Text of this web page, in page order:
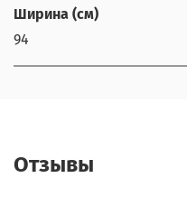
Ширина (см)
94
Отзывы